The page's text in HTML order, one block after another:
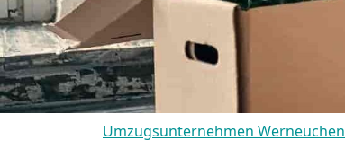
Umzugsunternehmen Werneuchen